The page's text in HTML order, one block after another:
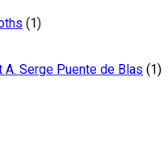
(1)
Serge Puente de Blas (1)